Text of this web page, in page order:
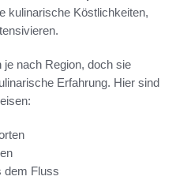
kulinarische Köstlichkeiten,
nach Region, doch sie
Erfahrung. Hier sind
dem Fluss